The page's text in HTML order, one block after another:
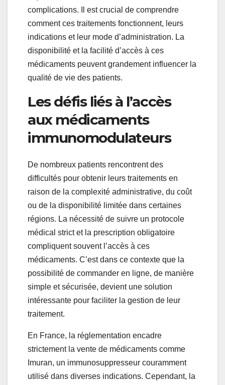
complications. Il est crucial de comprendre
comment ces traitements fonctionnent, leurs
indications et leur mode d’administration. La
disponibilité et la facilité d’accès à ces
médicaments peuvent grandement influencer la
qualité de vie des patients.
Les défis liés à l’accès
aux médicaments
immunomodulateurs
De nombreux patients rencontrent des
difficultés pour obtenir leurs traitements en
raison de la complexité administrative, du coût
ou de la disponibilité limitée dans certaines
régions. La nécessité de suivre un protocole
médical strict et la prescription obligatoire
compliquent souvent l’accès à ces
médicaments. C’est dans ce contexte que la
possibilité de commander en ligne, de manière
simple et sécurisée, devient une solution
intéressante pour faciliter la gestion de leur
traitement.
En France, la réglementation encadre
strictement la vente de médicaments comme
Imuran, un immunosuppresseur couramment
utilisé dans diverses indications. Cependant, la